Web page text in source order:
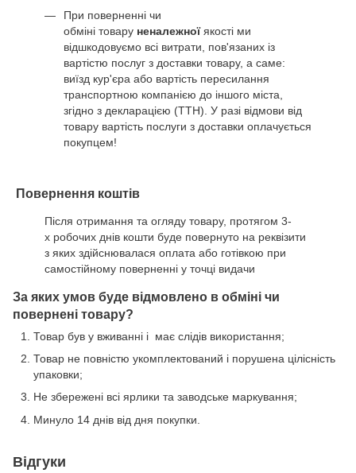
При поверненні чи
обміні товару неналежноїякості ми
відшкодовуємо всі витрати, пов'язаних із
вартістю послуг з доставки товару, а саме:
виїзд кур'єра або вартість пересилання
транспортною компанією до іншого міста,
згідно з декларацією (ТТН). У разі відмови від
товару вартість послуги з доставки оплачується
покупцем!
Повернення коштів
Після отримання та огляду товару, протягом 3-
х робочих днів кошти буде повернуто на реквізити
з яких здійснювалася оплата або готівкою при
самостійному поверненні у точці видачи
За яких умов буде відмовлено в обміні чи
повернені товару?
Товар був у вживанні і має слідів використання;
Товар не повністю укомплектований і порушена цілісність
упаковки;
Не збережені всі ярлики та заводське маркування;
Минуло 14 днів від дня покупки.
Відгуки